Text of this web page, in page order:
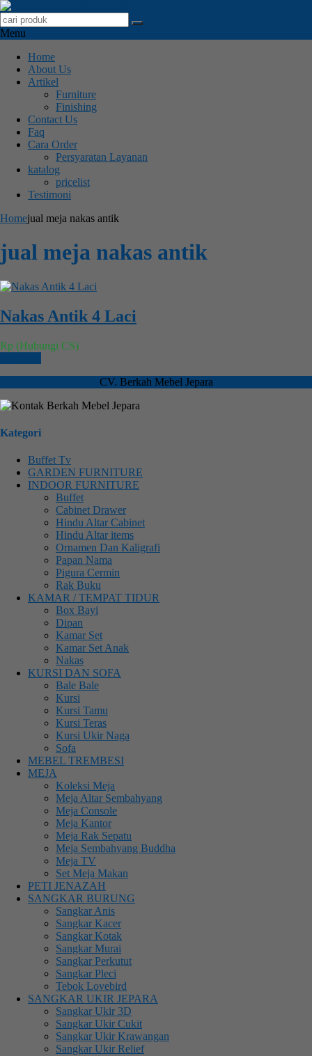
Menu
Home
About Us
Artikel
Furniture
Finishing
Contact Us
Faq
Cara Order
Persyaratan Layanan
katalog
pricelist
Testimoni
Homejual meja nakas antik
jual meja nakas antik
Nakas Antik 4 Laci
Rp (Hubungi CS)
CV. Berkah Mebel Jepara
Kategori
Buffet Tv
GARDEN FURNITURE
INDOOR FURNITURE
Buffet
Cabinet Drawer
Hindu Altar Cabinet
Hindu Altar items
Ornamen Dan Kaligrafi
Papan Nama
Pigura Cermin
Rak Buku
KAMAR / TEMPAT TIDUR
Box Bayi
Dipan
Kamar Set
Kamar Set Anak
Nakas
KURSI DAN SOFA
Bale Bale
Kursi
Kursi Tamu
Kursi Teras
Kursi Ukir Naga
Sofa
MEBEL TREMBESI
MEJA
Koleksi Meja
Meja Altar Sembahyang
Meja Console
Meja Kantor
Meja Rak Sepatu
Meja Sembahyang Buddha
Meja TV
Set Meja Makan
PETI JENAZAH
SANGKAR BURUNG
Sangkar Anis
Sangkar Kacer
Sangkar Kotak
Sangkar Murai
Sangkar Perkutut
Sangkar Pleci
Tebok Lovebird
SANGKAR UKIR JEPARA
Sangkar Ukir 3D
Sangkar Ukir Cukit
Sangkar Ukir Krawangan
Sangkar Ukir Relief